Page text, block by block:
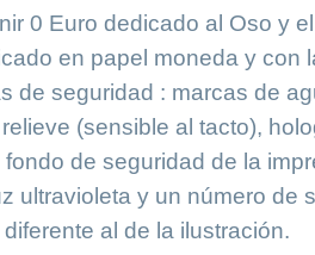
0 Euro dedicado al Oso y
en papel moneda y con
de seguridad : marcas de
(sensible al tacto),
de seguridad de la
ultravioleta y un número de
al de la ilustración.